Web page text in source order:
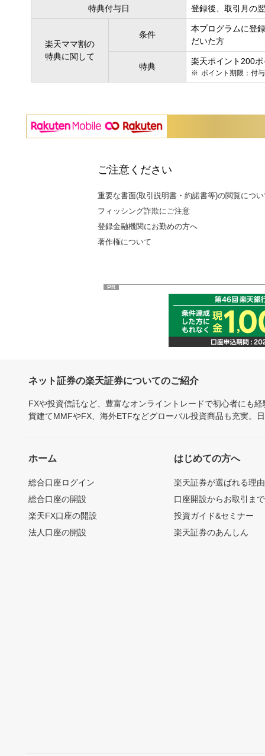
特典付与日 登録後、取引月の
楽天ママ割の
特典に関して
条件
本プログラムに登
だいた方
特典
楽天ポイント200
ポイント期限：付
ご注意ください
重要な書面(取引説明書・約諾書等)の閲覧につ
フィッシング詐欺にご注意
登録金融機関にお勤めの方へ
著作権について
PR
ネット証券の楽天証券についてのご紹介
FXや投資信託など、豊富なオンライントレードで初心者にも
貨建てMMFやFX、海外ETFなどグローバル投資商品も充実。
ホーム
総合口座ログイン
総合口座の開設
楽天FX口座の開設
法人口座の開設
はじめての方へ
楽天証券が選ばれる理由
口座開設からお取引ま
投資ガイド&セミナー
楽天証券のあんしん